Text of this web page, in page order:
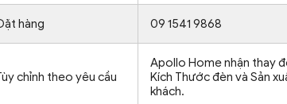
hàng 09 1541 9868
chỉnh theo yêu cầu
Apollo Home nhận thay
Kích Thước đèn và Sản
khách.